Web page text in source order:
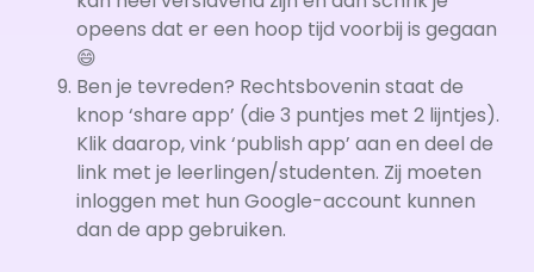
opeens dat er een hoop tijd voorbij is gegaan
😄
Ben je tevreden? Rechtsbovenin staat de
knop ‘share app’ (die 3 puntjes met 2 lijntjes).
Klik daarop, vink ‘publish app’ aan en deel de
link met je leerlingen/studenten. Zij moeten
inloggen met hun Google-account kunnen
dan de app gebruiken.